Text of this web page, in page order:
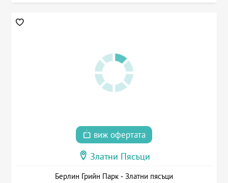
виж офертата
Златни Пясъци
Берлин Грийн Парк - Златни пясъци